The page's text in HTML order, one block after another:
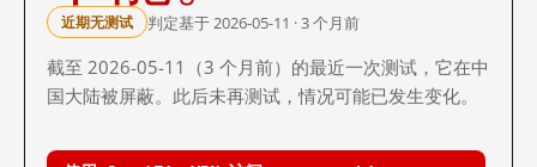
近期无测试 判定基于 2026-05-11 · 3 个月前
截至 2026-05-11（3 个月前）的最近一次测试，它在中
国大陆被屏蔽。此后未再测试，情况可能已发生变化。